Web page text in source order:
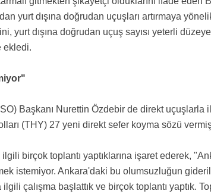
yurt dışına doğrudan uçuşları artırmaya
yurt dışına doğrudan uçuş sayısı yeterli
ekledi.
Başkanı Nurettin Özdebir de direkt uçuşlarla
(THY) 27 yeni direkt sefer koyma sözü
birçok toplantı yaptıklarına işaret ederek,
istemiyor. Ankara'daki bu olumsuzluğun
çalışma başlattık ve birçok toplantı yaptık.